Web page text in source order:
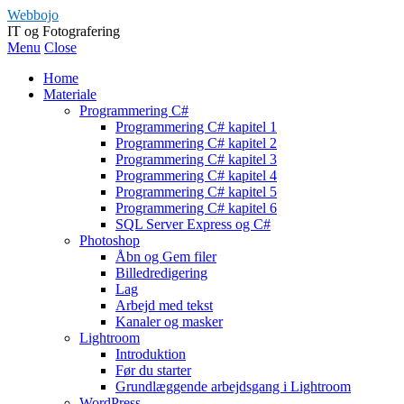
Webbojo
IT og Fotografering
Menu Close
Home
Materiale
Programmering C#
Programmering C# kapitel 1
Programmering C# kapitel 2
Programmering C# kapitel 3
Programmering C# kapitel 4
Programmering C# kapitel 5
Programmering C# kapitel 6
SQL Server Express og C#
Photoshop
Åbn og Gem filer
Billedredigering
Lag
Arbejd med tekst
Kanaler og masker
Lightroom
Introduktion
Før du starter
Grundlæggende arbejdsgang i Lightroom